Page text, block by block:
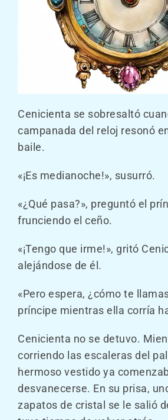
Cenicienta se sobresaltó
campanada del reloj resonó
baile.
«¡Es medianoche!», susurró.
«¿Qué pasa?», preguntó el
frunciendo el ceño.
«¡Tengo que irme!», gritó
alejándose de él.
«Pero espera, ¿cómo te
príncipe mientras ella corría
Cenicienta no se detuvo.
corriendo las escaleras del
hermoso vestido ya
desvanecerse. En su prisa,
zapatos de cristal se le salió